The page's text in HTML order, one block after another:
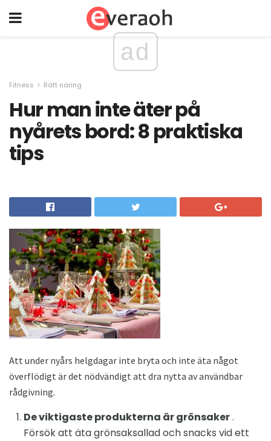
ad
Fitness Rätt näring
Hur man inte äter på
nyårets bord: 8 praktiska
tips
Att under nyårs helgdagar inte bryta och inte äta något
överflödigt är det nödvändigt att dra nytta av användbar
rådgivning.
De viktigaste produkterna är grönsaker.
Försök att äta grönsaksallad och snacks vid ett